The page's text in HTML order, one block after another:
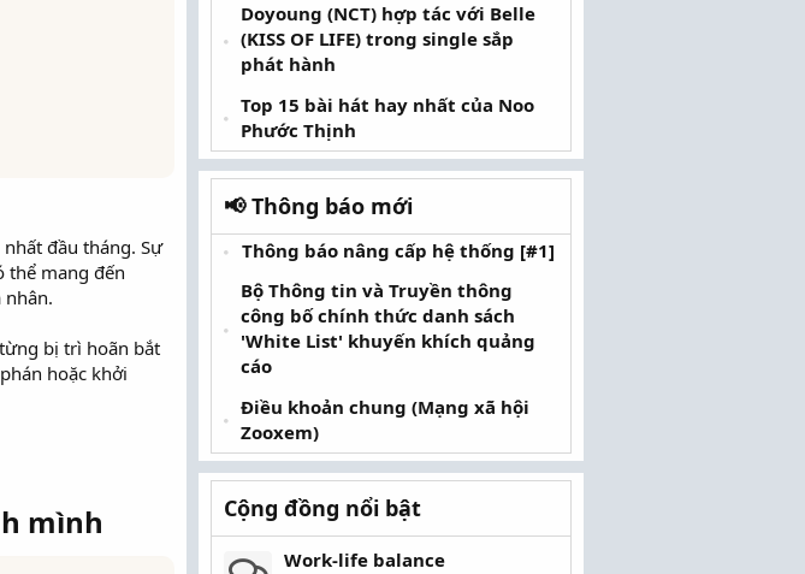
đầu tháng. Sự
thể mang đến
nhân.
bị trì hoãn bắt
hoặc khởi
mình
Doyoung (NCT) hợp tác với Belle
(KISS OF LIFE) trong single sắp
phát hành
Top 15 bài hát hay nhất của Noo
Phước Thịnh
📢 Thông báo mới
Thông báo nâng cấp hệ thống [#1]
Bộ Thông tin và Truyền thông
công bố chính thức danh sách
'White List' khuyến khích quảng
cáo
Điều khoản chung (Mạng xã hội
Zooxem)
Cộng đồng nổi bật
Work-life balance